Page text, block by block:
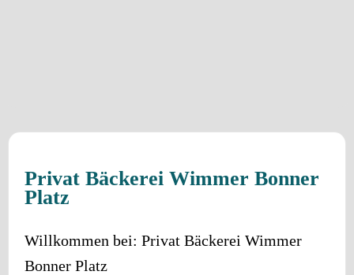
Privat Bäckerei Wimmer Bonner
Platz
Willkommen bei: Privat Bäckerei Wimmer
Bonner Platz